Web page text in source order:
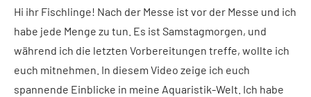
Hi ihr Fischlinge! Nach der Messe ist vor der Messe und ich
habe jede Menge zu tun. Es ist Samstagmorgen, und
während ich die letzten Vorbereitungen treffe, wollte ich
euch mitnehmen. In diesem Video zeige ich euch
spannende Einblicke in meine Aquaristik-Welt. Ich habe